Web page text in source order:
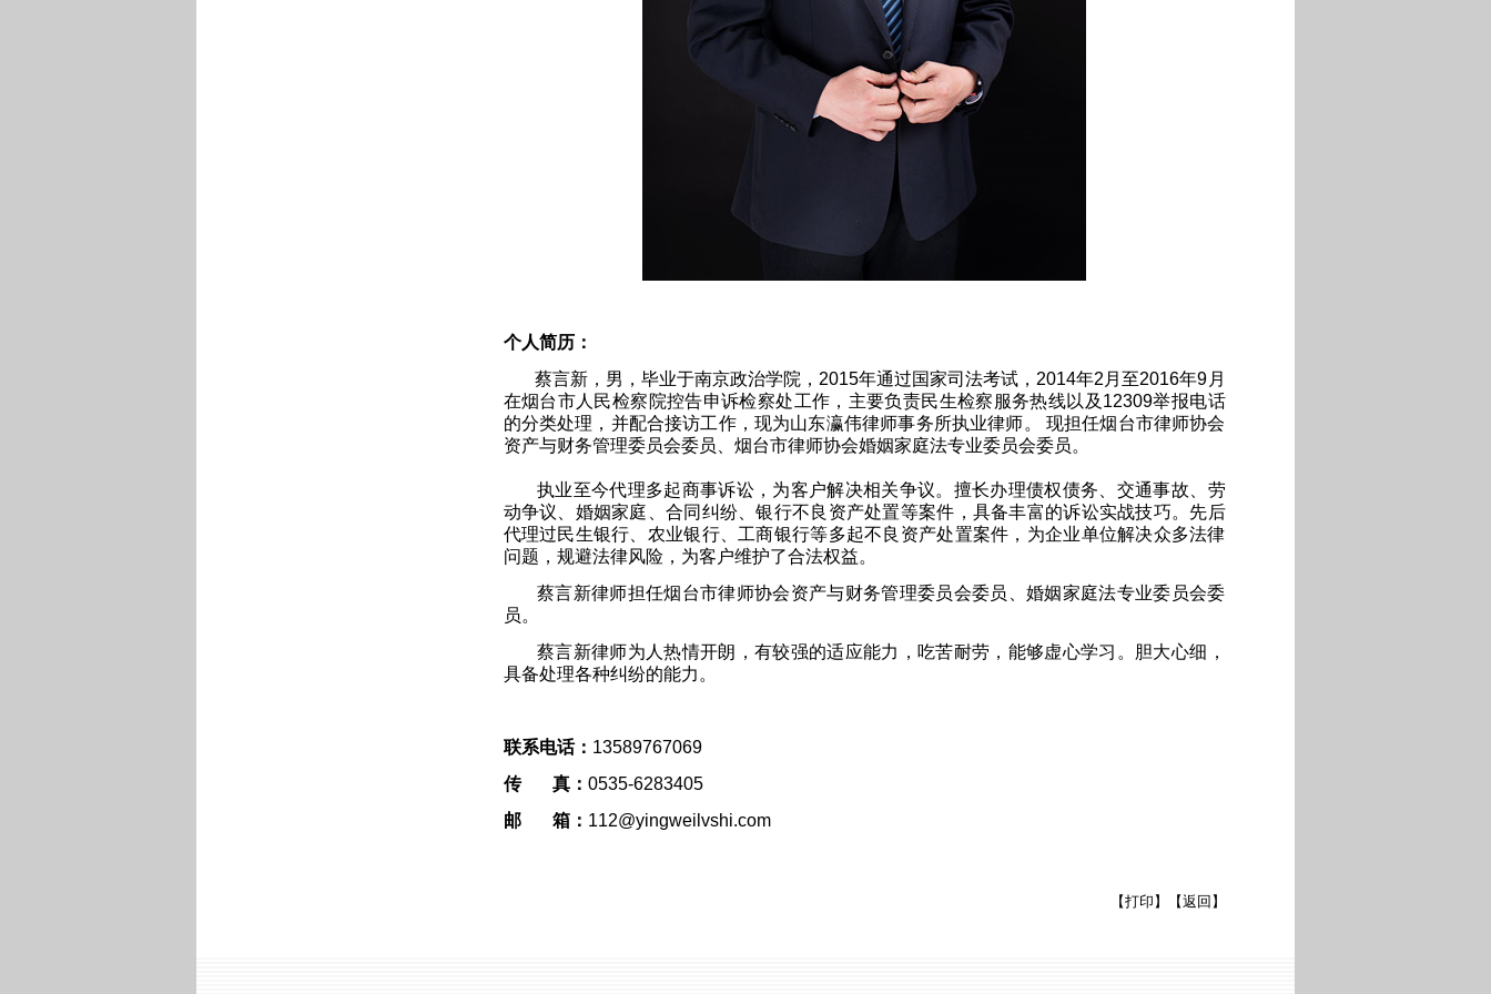
个人简历：
蔡言新，男，毕业于南京政治学院，2015年通过国家司法考试，2014年2月至2016年9月
在烟台市人民检察院控告申诉检察处工作，主要负责民生检察服务热线以及12309举报电话
的分类处理，并配合接访工作，现为山东瀛伟律师事务所执业律师。 现担任烟台市律师协会
资产与财务管理委员会委员、烟台市律师协会婚姻家庭法专业委员会委员。
执业至今代理多起商事诉讼，为客户解决相关争议。擅长办理债权债务、交通事故、劳
动争议、婚姻家庭、合同纠纷、银行不良资产处置等案件，具备丰富的诉讼实战技巧。 先后
代理过民生银行、农业银行、工商银行等多起不良资产处置案件，为企业单位解决众多法律
问题，规避法律风险，为客户维护了合法权益。
蔡言新律师担任烟台市律师协会资产与财务管理委员会委员、婚姻家庭法专业委员会委
员。
蔡言新律师为人热情开朗，有较强的适应能力，吃苦耐劳，能够虚心学习。胆大心细，
具备处理各种纠纷的能力。
联系电话： 13589767069
传 真： 0535-6283405
邮 箱： 112@yingweilvshi.com
【打印 】【返回 】